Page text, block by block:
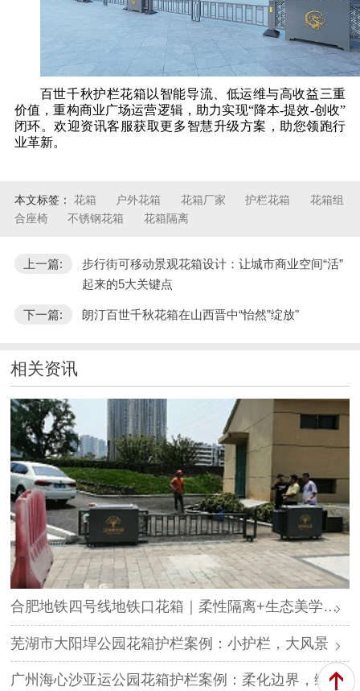
百世千秋护栏花箱以智能导流、低运维与高收益三重
价值，重构商业广场运营逻辑，助力实现“降本-提效-创收”
闭环。欢迎资讯客服获取更多智慧升级方案，助您领跑行
业革新。
本文标签： 花箱 户外花箱 花箱厂家 护栏花箱
花箱组
合座椅
不锈钢花箱 花箱隔离
上一篇:
步行街可移动景观花箱设计：让城市商业空间“活”
起来的5大关键点
下一篇: 朗汀百世千秋花箱在山西晋中“怡然”绽放"
相关资讯
合肥地铁四号线地铁口花箱｜柔性隔离+生态美学，打造城市绿色归家路
芜湖市大阳垾公园花箱护栏案例：小护栏，大风景
广州海心沙亚运公园花箱护栏案例：柔化边界，绿意共生